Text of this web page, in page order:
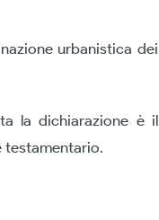
urbanistica dei
la dichiarazione è il
testamentario.